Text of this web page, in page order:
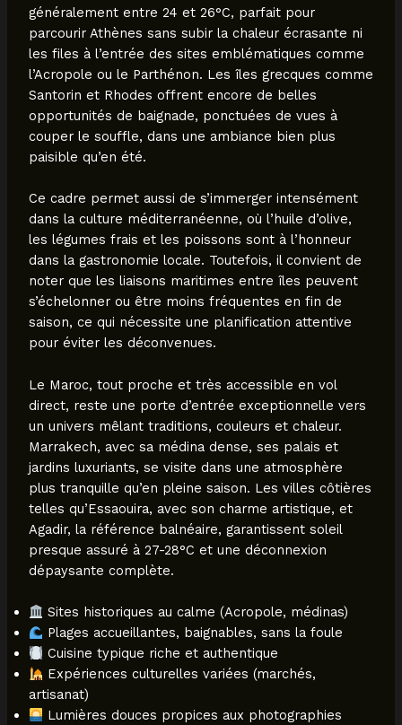
généralement entre 24 et 26°C, parfait pour
parcourir Athènes sans subir la chaleur écrasante ni
les files à l’entrée des sites emblématiques comme
l’Acropole ou le Parthénon. Les îles grecques comme
Santorin et Rhodes offrent encore de belles
opportunités de baignade, ponctuées de vues à
couper le souffle, dans une ambiance bien plus
paisible qu’en été.
Ce cadre permet aussi de s’immerger intensément
dans la culture méditerranéenne, où l’huile d’olive,
les légumes frais et les poissons sont à l’honneur
dans la gastronomie locale. Toutefois, il convient de
noter que les liaisons maritimes entre îles peuvent
s’échelonner ou être moins fréquentes en fin de
saison, ce qui nécessite une planification attentive
pour éviter les déconvenues.
Le Maroc, tout proche et très accessible en vol
direct, reste une porte d’entrée exceptionnelle vers
un univers mêlant traditions, couleurs et chaleur.
Marrakech, avec sa médina dense, ses palais et
jardins luxuriants, se visite dans une atmosphère
plus tranquille qu’en pleine saison. Les villes côtières
telles qu’Essaouira, avec son charme artistique, et
Agadir, la référence balnéaire, garantissent soleil
presque assuré à 27-28°C et une déconnexion
dépaysante complète.
Sites historiques au calme (Acropole, médinas)
Plages accueillantes, baignables, sans la foule
Cuisine typique riche et authentique
Expériences culturelles variées (marchés,
artisanat)
Lumières douces propices aux photographies